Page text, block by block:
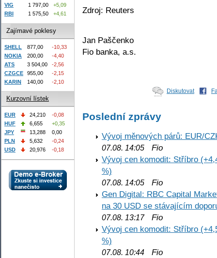
Zdroj: Reuters
Jan Paščenko
Fio banka, a.s.
Diskutovat
Poslední zprávy
Vývoj měnových párů: EUR/
07.08. 14:05 Fio
Vývoj cen komodit: Stříbro
%)
07.08. 14:05 Fio
Gen Digital: RBC Capital
na 30 USD se stávajícím
07.08. 13:17Fio
Vývoj cen komodit: Stříbro
%)
07.08. 10:44 Fio
VIG
1 797,00
+5,09
RBI
1 575,50 +4,61
Zajímavé poklesy
SHELL 877,00
-10,33
NOKIA
200,00
-4,40
ATS
3 504,00
-2,56
CZGCE
955,00
-2,15
KARIN
140,00 -2,10
Kurzovní lístek
EUR 24,210
-0,08
HUF
6,655
+0,35
JPY
13,288
0,00
PLN
5,632
-0,24
USD
20,976 -0,18